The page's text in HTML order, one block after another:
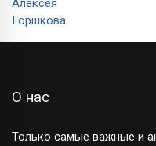
О нас
Только самые важные и